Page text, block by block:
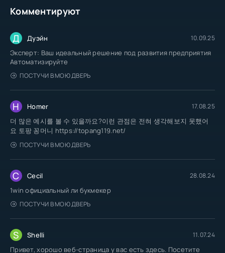
Комментируют
Д Дуэйн 10.09.25
Эксперт: Ваш идеальный решение под развития предприятия
Автоматизируйте
ПОСТУЧИ В МОЮ ДВЕРЬ
H Homer 17.08.25
더 많은 예시를 볼 수 있을까요?이런 관점은 전혀 생각해보지 못했어
요 토팡 꽁머니 https://topang119.net/
ПОСТУЧИ В МОЮ ДВЕРЬ
C Cecil 28.08.24
1win официальный ли букмекер
ПОСТУЧИ В МОЮ ДВЕРЬ
S Shelli 11.07.24
Привет, хорошо веб-страница у вас есть здесь. Посетите